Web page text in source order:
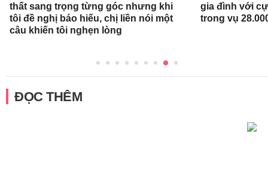
thất sang trọng từng góc nhưng khi
tôi đề nghị báo hiếu, chị liền nói một
câu khiến tôi nghẹn lòng
gia đình với
trong vụ
ĐỌC THÊM